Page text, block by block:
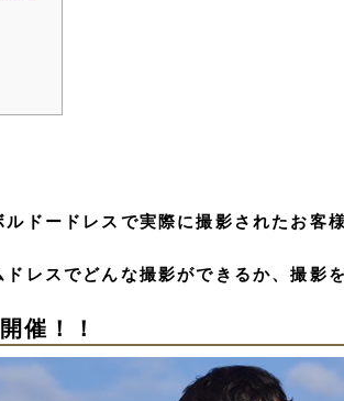
ドードレスで実際に撮影されたお客
レスでどんな撮影ができるか、撮影
催！！